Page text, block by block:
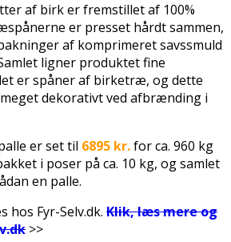
af birk er fremstillet af 100%
er presset hårdt sammen,
af komprimeret savssmuld
ligner produktet fine
er spåner af birketræ, og dette
dekorativt ved afbrænding i
er set til 6895 kr.for ca. 960 kg
i poser på ca. 10 kg, og samlet
en palle.
hos Fyr-Selv.dk. Klik, læs mere og
>>